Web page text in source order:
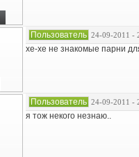
Пользователь 24-09-2011 -
хе-хе не знакомые парни
Пользователь 24-09-2011 -
я тож некого незнаю..